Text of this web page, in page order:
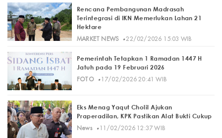
Rencana Pembangunan Madrasah
Terintegrasi di IKN Memerlukan Lahan 21
Hektare
MARKET NEWS· 22/02/2026 15:03 WIB
Pemerintah Tetapkan 1 Ramadan 1447 H
Jatuh pada 19 Februari 2026
FOTO· 17/02/2026 20:41 WIB
Eks Menag Yaqut Cholil Ajukan
Praperadilan, KPK Pastikan Alat Bukti Cukup
News· 11/02/2026 12:37 WIB